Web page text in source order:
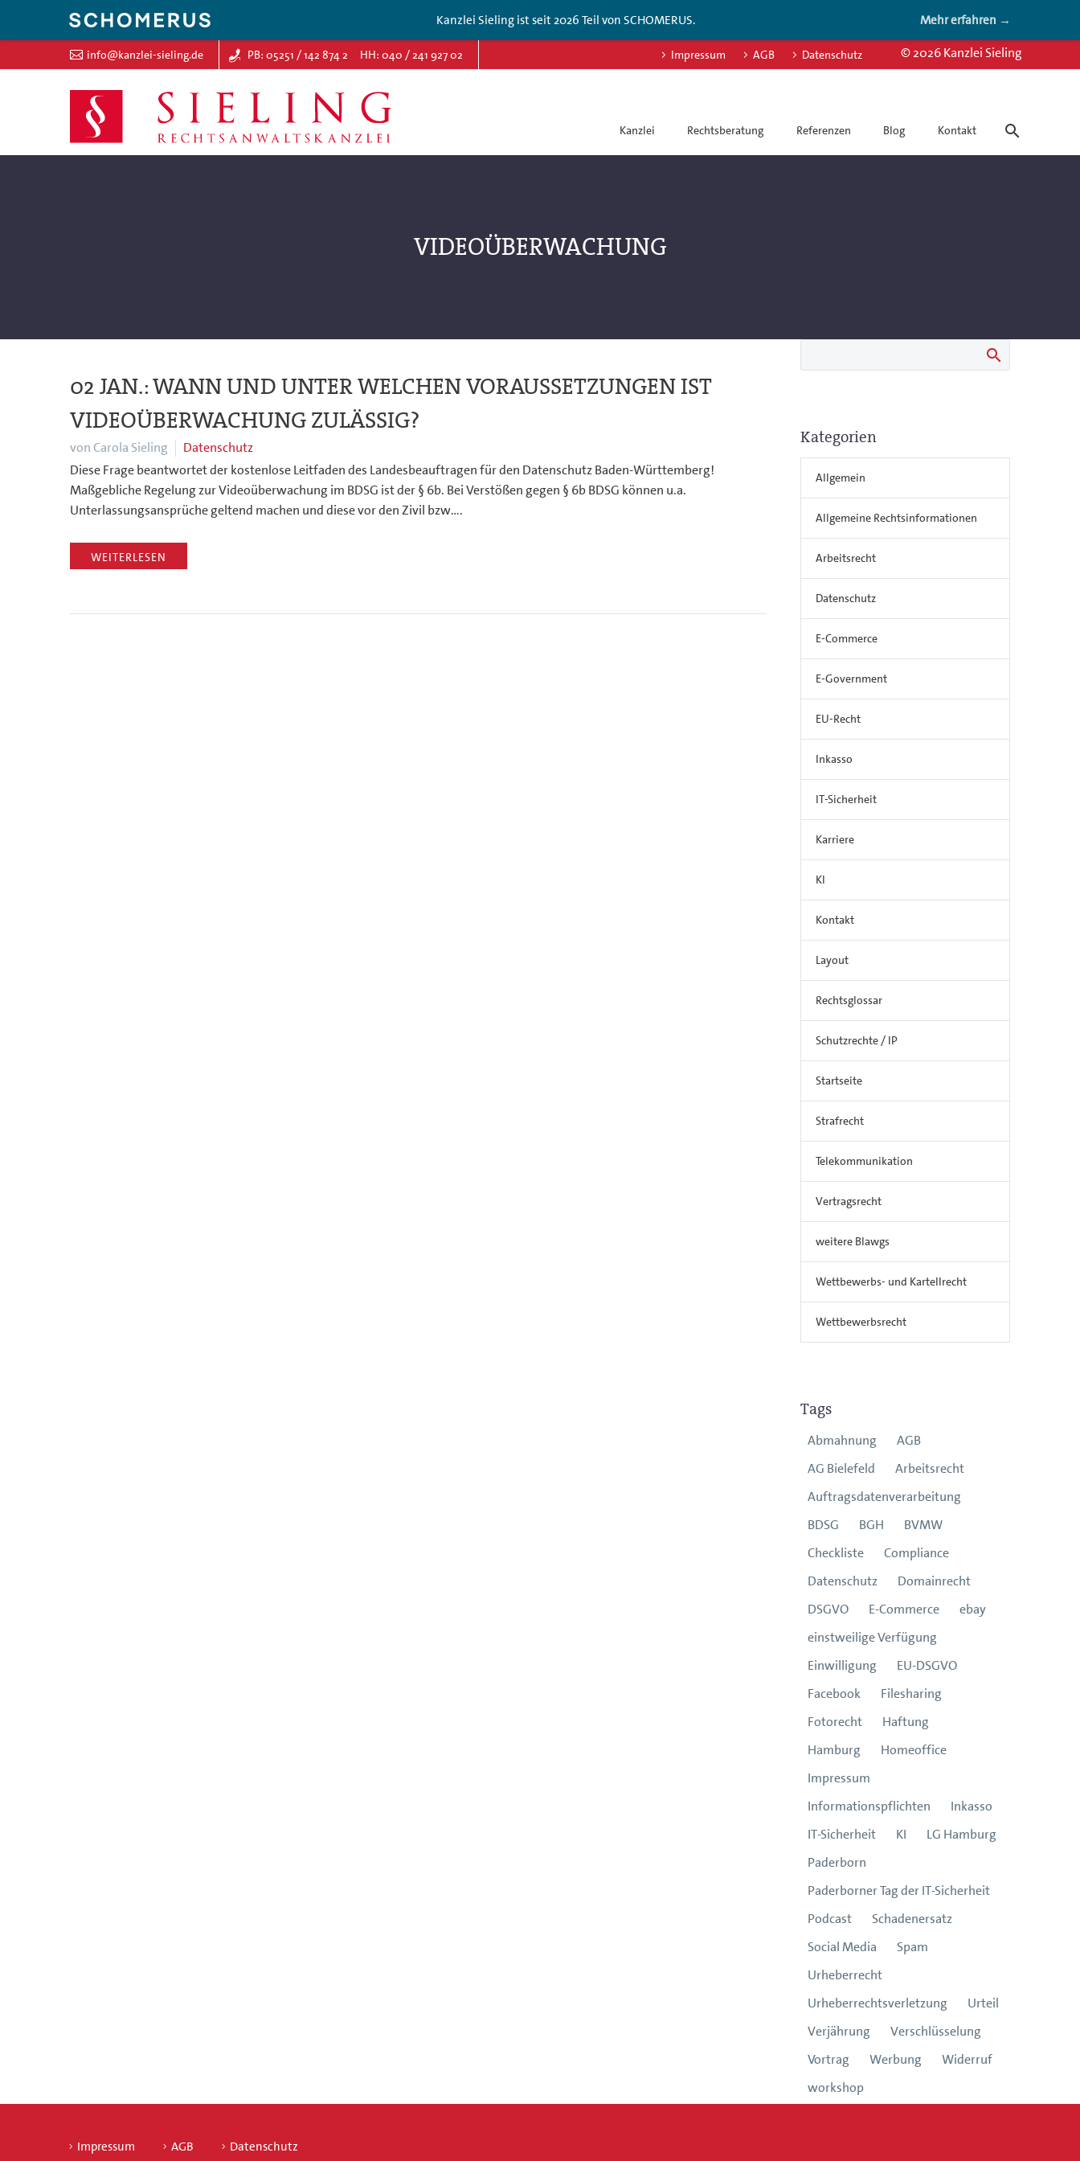
Kanzlei Sieling ist seit 2026 Teil von SCHOMERUS. Mehr erfahren →
info@kanzlei-sieling.de PB: 05251 / 142 874 2 HH: 040 / 241 927 02 © 2026 Kanzlei Sieling
Impressum AGB Datenschutz
Kanzlei Rechtsberatung Referenzen Blog Kontakt
VIDEOÜBERWACHUNG
02 JAN.:WANN UND UNTER WELCHEN VORAUSSETZUNGEN IST
VIDEOÜBERWACHUNG ZULÄSSIG?
von Carola Sieling
Datenschutz
Diese Frage beantwortet der kostenlose Leitfaden des Landesbeauftragen für den Datenschutz Baden-Württemberg!
Maßgebliche Regelung zur Videoüberwachung im BDSG ist der § 6b. Bei Verstößen gegen § 6b BDSG können u.a.
Unterlassungsansprüche geltend machen und diese vor den Zivil bzw….
WEITERLESEN
Kategorien
Allgemein
Allgemeine Rechtsinformationen
Arbeitsrecht
Datenschutz
E-Commerce
E-Government
EU-Recht
Inkasso
IT-Sicherheit
Karriere
KI
Kontakt
Layout
Rechtsglossar
Schutzrechte / IP
Startseite
Strafrecht
Telekommunikation
Vertragsrecht
weitere Blawgs
Wettbewerbs- und Kartellrecht
Wettbewerbsrecht
Tags
Abmahnung
AGB
AG Bielefeld
Arbeitsrecht
Auftragsdatenverarbeitung
BDSG
BGH
BVMW
Checkliste
Compliance
Datenschutz
Domainrecht
DSGVO
E-Commerce
ebay
einstweilige Verfügung
Einwilligung
EU-DSGVO
Facebook
Filesharing
Fotorecht
Haftung
Hamburg
Homeoffice
Impressum
Informationspflichten
Inkasso
IT-Sicherheit
KI
LG Hamburg
Paderborn
Paderborner Tag der IT-Sicherheit
Podcast
Schadenersatz
Social Media
Spam
Urheberrecht
Urheberrechtsverletzung
Urteil
Verjährung
Verschlüsselung
Vortrag
Werbung
Widerruf
workshop
Impressum AGB Datenschutz